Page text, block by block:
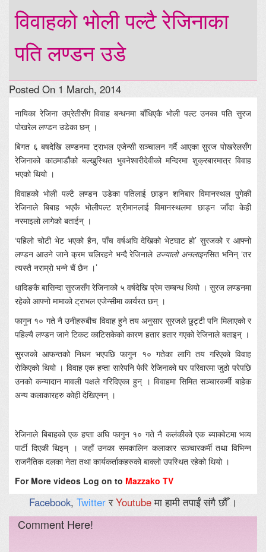
विवाहको भोली पल्टै रेजिनाका
पति लण्डन उडे
Posted On 1 March, 2014
नायिका रेजिना उप्रेतीसँग विवाह बन्धनमा बाँधिएकै भोली पल्ट उनका पति सुरज
पोखरेल लण्डन उडेका छन् ।
बिगत ६ बषदेखि लण्डनमा ट्राभल एजेन्सी सञ्चालन गर्दै आएका सुरज पोखरेलसँग
रेजिनाको काठमाडौंको बल्खुस्थित भुवनेश्वरीदेवीको मन्दिरमा शुक्रबारमात्र विवाह
भएको थियो ।
विवाहको भोली पल्टै लण्डन उडेका पतिलाई छाड्न शनिबार विमानस्थल पुगेकी
रेजिनाले बिबाह भएकै भोलीपल्ट श्रीमानलाई विमानस्थलमा छाड्न जाँदा केही
नरमाइलो लागेको बताईन् ।
‘पहिलो चोटी भेट भएको हैन, पाँच वर्षअघि देखिको भेटघाट हो’ सुरजको र आफ्नो
लण्डन आउने जाने क्रम चलिरहने भन्दै रेजिनाले उज्यालो अनलाइनसित भनिन् ‘तर
त्यस्तै नराम्रो भन्ने चैं छैन ।’
धादिङकै बासिन्दा सुरजसँग रेजिनाको ५ वर्षदेखि प्रेम सम्बन्ध थियो । सुरज लण्डनमा
रहेको आफ्नो मामाको ट्राभल एजेन्सीमा कार्यरत छन् ।
फागुन १० गते नै उनीहरुबीच विवाह हुने तय अनुसार सुरजले छुट्टी पनि मिलाएको र
पहिल्यै लण्डन जाने टिकट काटिसकेको कारण हतार हतार गएको रेजिनाले बताइन् ।
सुरजको आफन्तको निधन भएपछि फागुन १० गतेका लागि तय गरिएको विवाह
रोकिएको थियो । विवाह एक हप्ता सारेपनि फेरि रेजिनाको घर परिवारमा जुठो परेपछि
उनको कन्यादान मावली पक्षले गरिदिएका हुन् । विवाहमा सिमित सञ्चारकर्मी बाहेक
अन्य कलाकारहरु कोही देखिएनन् ।
रेजिनाले बिबाहको एक हप्ता अघि फागुन १० गते नै कलंकीको एक ब्याक्वेटमा भव्य
पार्टी दिएकी थिइन् । जहाँ उनका समकालिन कलाकार सञ्चारकर्मी तथा विभिन्न
राजनैतिक दलका नेता तथा कार्यकर्ताकहरुको बाक्लो उपस्थित रहेको थियो ।
For More videos Log on to Mazzako TV
Facebook, TwitterरYoutubeमा हामी तपाईं संगै छौँ ।
Comment Here!